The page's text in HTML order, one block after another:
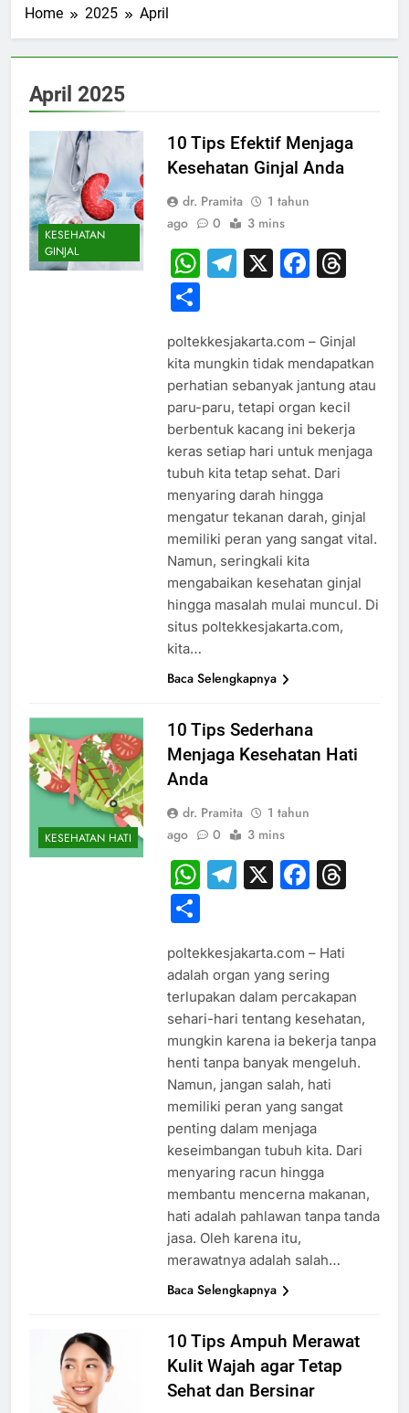
Home 2025 April
April 2025
KESEHATAN
GINJAL
10 Tips Efektif Menjaga
Kesehatan Ginjal Anda
dr. Pramita
1 tahun
ago
0 3 mins
WhatsApp
Telegram
X
Share
poltekkesjakarta.com – Ginjal
kita mungkin tidak mendapatkan
perhatian sebanyak jantung atau
paru-paru, tetapi organ kecil
berbentuk kacang ini bekerja
keras setiap hari untuk menjaga
tubuh kita tetap sehat. Dari
menyaring darah hingga
mengatur tekanan darah, ginjal
memiliki peran yang sangat vital.
Namun, seringkali kita
mengabaikan kesehatan ginjal
hingga masalah mulai muncul. Di
situs poltekkesjakarta.com,
kita…
Baca Selengkapnya
KESEHATAN HATI
10 Tips Sederhana
Menjaga Kesehatan Hati
Anda
dr. Pramita
1 tahun
ago
0 3 mins
WhatsApp
Telegram
X
Share
poltekkesjakarta.com – Hati
adalah organ yang sering
terlupakan dalam percakapan
sehari-hari tentang kesehatan,
mungkin karena ia bekerja tanpa
henti tanpa banyak mengeluh.
Namun, jangan salah, hati
memiliki peran yang sangat
penting dalam menjaga
keseimbangan tubuh kita. Dari
menyaring racun hingga
membantu mencerna makanan,
hati adalah pahlawan tanpa tanda
jasa. Oleh karena itu,
merawatnya adalah salah…
Baca Selengkapnya
10 Tips Ampuh Merawat
Kulit Wajah agar Tetap
Sehat dan Bersinar